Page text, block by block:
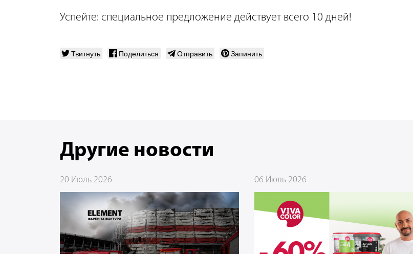
Успейте: специальное предложение действует всего 10 дней!
Твитнуть Поделиться Отправить Запинить
Другие новости
20 Июль 2026 06 Июль 2026